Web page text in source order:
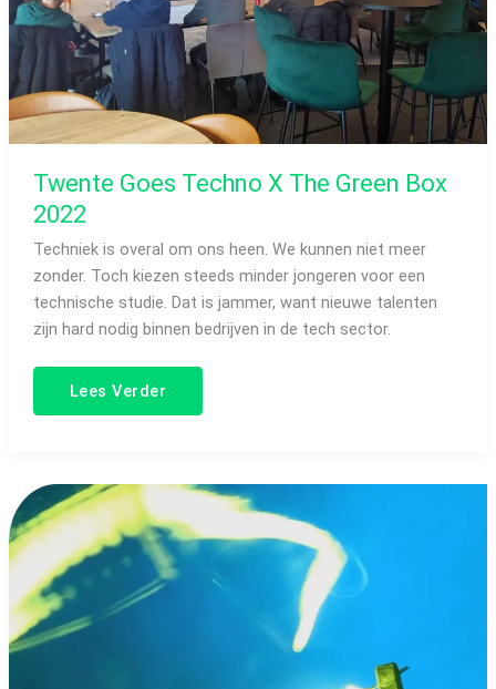
Twente Goes Techno X The Green Box
2022
Techniek is overal om ons heen. We kunnen niet meer
zonder. Toch kiezen steeds minder jongeren voor een
technische studie. Dat is jammer, want nieuwe talenten
zijn hard nodig binnen bedrijven in de tech sector.
Lees Verder
Workshop
“Energietransitie
Innovaties”
Utwente